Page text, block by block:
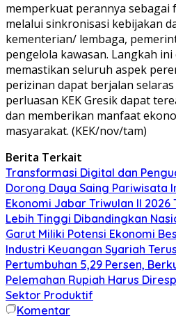
memperkuat perannya sebagai
melalui sinkronisasi kebijakan
kementerian/ lembaga,
pengelola kawasan. Langkah
memastikan seluruh aspek
perizinan dapat berjalan
perluasan KEK Gresik dapat
dan memberikan manfaat
masyarakat. (KEK/nov/tam)
Berita Terkait
Transformasi Digital dan
Dorong Daya Saing Pariwisata
Ekonomi Jabar Triwulan II 2026
Lebih Tinggi Dibandingkan
Garut Miliki Potensi Ekonomi
Industri Keuangan Syariah
Pertumbuhan 5,29 Persen,
Pelemahan Rupiah Harus
Sektor Produktif
Komentar